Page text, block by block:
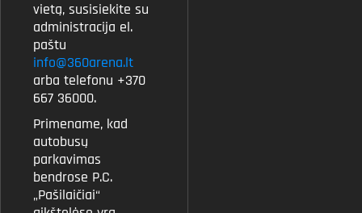
vietą, susisiekite su
administracija el.
paštu
info@360arena.lt
arba telefonu +370
667 36000.
Primename, kad
autobusų
parkavimas
bendrose P.C.
„Pašilaičiai“